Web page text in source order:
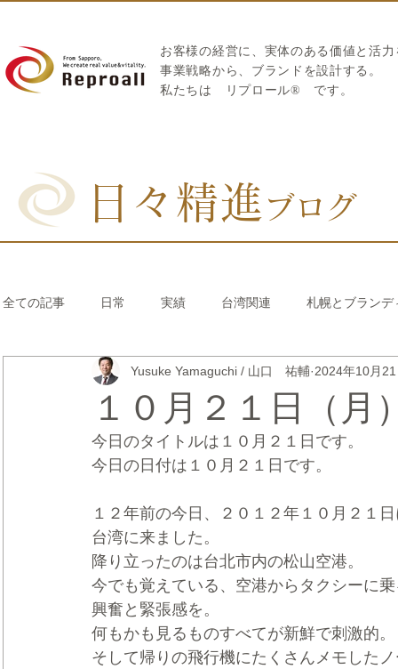
お客様の経営に、実体のある価値と活
​事業戦略から、ブランドを設計する。
私たちは
リプロール® です。
日々精進 ブログ
全ての記事 日常 実績 台湾関連 札幌とブランデ
リブランディング® さとうきび繊維のストロー 中国
CRMブランディング® デジタルマーケティングブランデ
１０月２１日（
Yusuke Yamaguchi / 山口 祐輔 2024年10月
今日のタイトルは１０月２１日です。
今日の日付は１０月２１日です。
１２年前の今日、２０１２年１０月２１
台湾に来ました。
降り立ったのは台北市内の松山空港。
今でも覚えている、空港からタクシーに
興奮と緊張感を。
何もかも見るものすべてが新鮮で刺激的。
そして帰りの飛行機にたくさんメモした